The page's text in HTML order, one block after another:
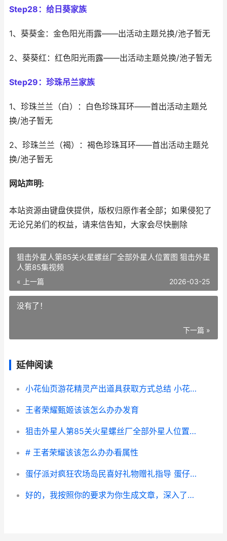
Step28：给日葵家族
1、葵葵金：金色阳光雨露——出活动主题兑换/池子暂无
2、葵葵红：红色阳光雨露——出活动主题兑换/池子暂无
Step29：珍珠吊兰家族
1、珍珠兰兰（白）：白色珍珠耳环——首出活动主题兑
换/池子暂无
2、珍珠兰兰（褐）：褐色珍珠耳环——首出活动主题兑
换/池子暂无
网站声明:
本站资源由键盘侠提供，版权归原作者全部；如果侵犯了
无论兄弟们的权益，请来信告知，大家会尽快删除
狙击外星人第85关火星螺丝厂全部外星人位置图 狙击外星
人第85集视频
« 上一篇 2026-03-25
没有了！
下一篇 »
延伸阅读
小花仙页游花精灵产出道具获取方式总结 小花仙页游主线剧情
王者荣耀甄姬该该怎么办办发育
狙击外星人第85关火星螺丝厂全部外星人位置图 狙击外星人第85集视频
# 王者荣耀该该怎么办办看属性
蛋仔派对疯狂农场岛民喜好礼物赠礼指导 蛋仔派对疯狂农场水晶突变
好的，我按照你的要求为你生成文章，深入了解单独一行，使用百度经验风格，800–1200字左右，逻辑清晰，避免你列出的关键词。